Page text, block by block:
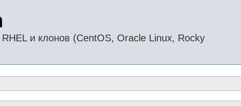
и клонов (CentOS, Oracle Linux, Rocky